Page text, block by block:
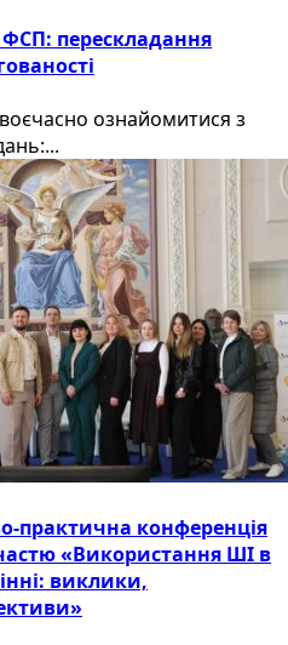
ФСП: перескладання
ознайомитися з
практична конференція
«Використання ШІ в
виклики,